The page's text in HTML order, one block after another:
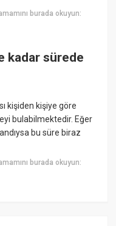
burada okuyun:
kadar sürede
kişiden kişiye göre
bulabilmektedir. Eğer
bu süre biraz
burada okuyun: